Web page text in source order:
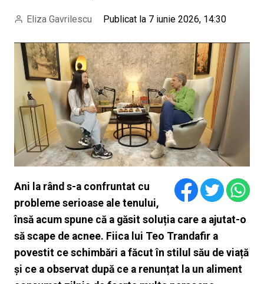
Eliza Gavrilescu Publicat la 7 iunie 2026, 14:30
Ani la rând s-a confruntat cu
probleme serioase ale tenului,
însă acum spune că a găsit soluția care a ajutat-o
să scape de acnee. Fiica lui Teo Trandafir a
povestit ce schimbări a făcut în stilul său de viață
și ce a observat după ce a renunțat la un aliment